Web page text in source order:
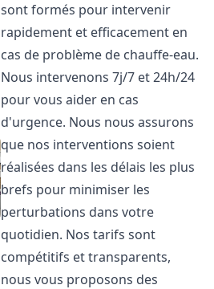
sont formés pour intervenir
rapidement et efficacement en
cas de problème de chauffe-eau.
Nous intervenons 7j/7 et 24h/24
pour vous aider en cas
d'urgence. Nous nous assurons
que nos interventions soient
réalisées dans les délais les plus
brefs pour minimiser les
perturbations dans votre
quotidien. Nos tarifs sont
compétitifs et transparents,
nous vous proposons des